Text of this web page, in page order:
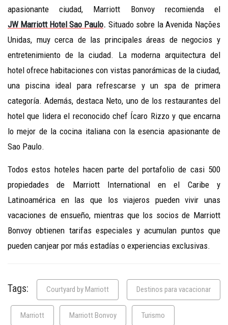
apasionante ciudad, Marriott Bonvoy recomienda el
JW Marriott Hotel Sao Paulo. Situado sobre la Avenida Nações
Unidas, muy cerca de las principales áreas de negocios y
entretenimiento de la ciudad. La moderna arquitectura del
hotel ofrece habitaciones con vistas panorámicas de la ciudad,
una piscina ideal para refrescarse y un spa de primera
categoría. Además, destaca Neto, uno de los restaurantes del
hotel que lidera el reconocido chef Ícaro Rizzo y que encarna
lo mejor de la cocina italiana con la esencia apasionante de
Sao Paulo.
Todos estos hoteles hacen parte del portafolio de casi 500
propiedades de Marriott International en el Caribe y
Latinoamérica en las que los viajeros pueden vivir unas
vacaciones de ensueño, mientras que los socios de Marriott
Bonvoy obtienen tarifas especiales y acumulan puntos que
pueden canjear por más estadías o experiencias exclusivas.
Tags: Courtyard by Marriott Destinos para vacacionar
Marriott Marriott Bonvoy Turismo